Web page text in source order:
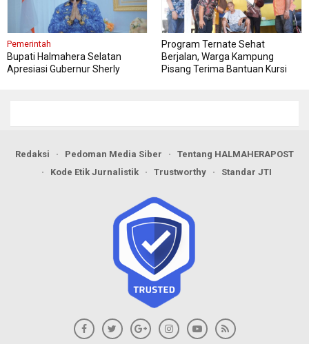
Pemerintah
Bupati Halmahera Selatan
Apresiasi Gubernur Sherly
Program Ternate Sehat
Berjalan, Warga Kampung
Pisang Terima Bantuan Kursi
Redaksi Pedoman Media Siber
Tentang HALMAHERAPOST
Kode Etik Jurnalistik
Trustworthy Standar JTI